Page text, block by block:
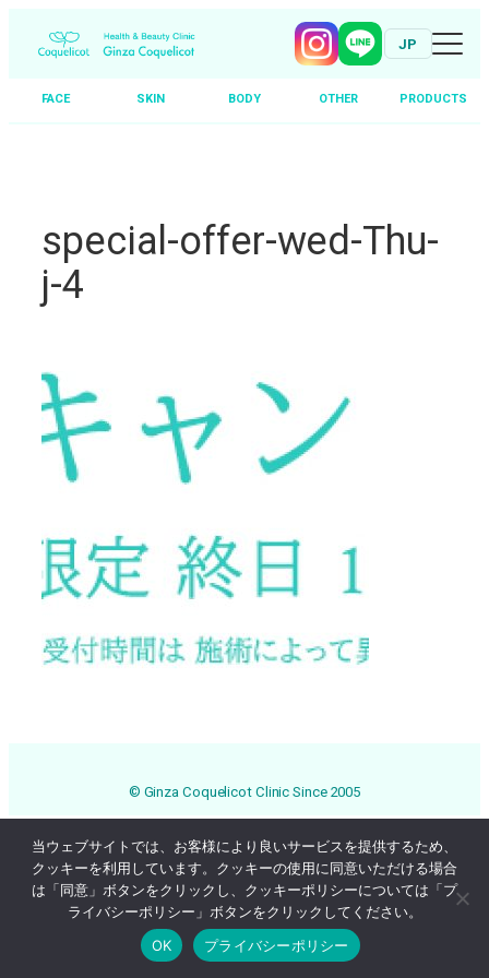
JP
FACE SKIN BODY OTHER PRODUCTS
Online Reservation 03-3569-1233
special-offer-wed-Thu-
j-4
© Ginza Coquelicot Clinic Since 2005
当ウェブサイトでは、お客様により良いサービスを提供するため、
クッキーを利用しています。クッキーの使用に同意いただける場合
は「同意」ボタンをクリックし、クッキーポリシーについては「プ
ライバシーポリシー」ボタンをクリックしてください。
OK
プライバシーポリシー